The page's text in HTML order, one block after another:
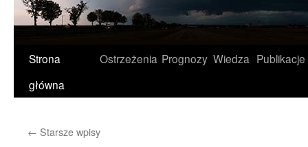
Przeskocz
do
Strona
główna
Ostrzeżenia Prognozy Wiedza Publikacje
← Starsze wpisy